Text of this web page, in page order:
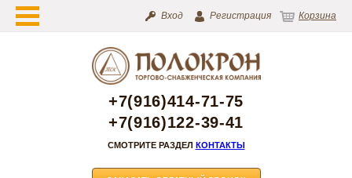
Вход Регистрация Корзина
+7(916)414-71-75
+7(916)122-39-41
СМОТРИТЕ РАЗДЕЛ КОНТАКТЫ